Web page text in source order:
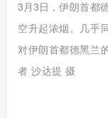
3月3日， 伊朗首都
空升起浓烟。几乎
对伊朗首都德黑兰
者 沙达提 摄